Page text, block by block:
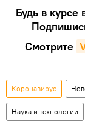
Будь в курсе
Смотрите
Коронавирус
Наука и технологии